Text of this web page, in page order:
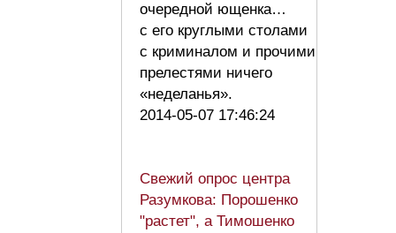
очередной ющенка…
с его круглыми столами
с криминалом и прочими
прелестями ничего
«неделанья».
2014-05-07 17:46:24
Свежий опрос центра
Разумкова: Порошенко
"растет", а Тимошенко